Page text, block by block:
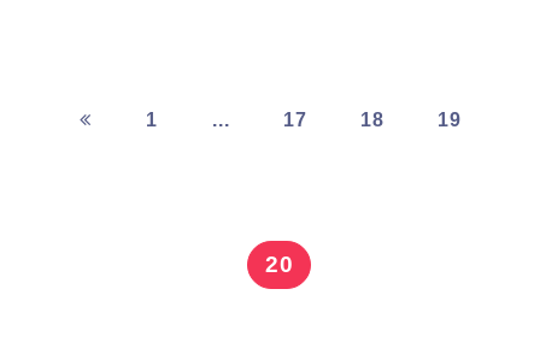
1 ... 17 18 19
20